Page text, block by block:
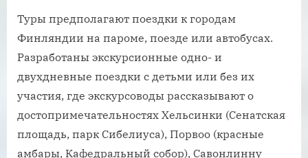
Туры предполагают поездки к городам
Финляндии на пароме, поезде или автобусах.
Разработаны экскурсионные одно- и
двухдневные поездки с детьми или без их
участия, где экскурсоводы рассказывают о
достопримечательностях Хельсинки (Сенатская
площадь, парк Сибелиуса), Порвоо (красные
амбары, Кафедральный собор), Савонлинну